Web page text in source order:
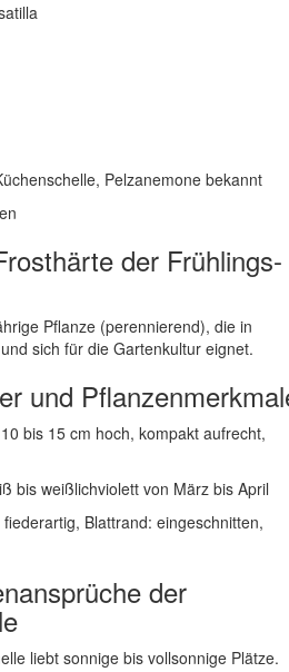
Pelzanemone bekannt
der Frühlings-
Pflanze (perennierend), die in
sich für die Gartenkultur eignet.
und
10 bis 15 cm hoch, kompakt aufrecht,
bis weißlichviolett von März bis April
Blattrand: eingeschnitten,
der
liebt sonnige bis vollsonnige Plätze.